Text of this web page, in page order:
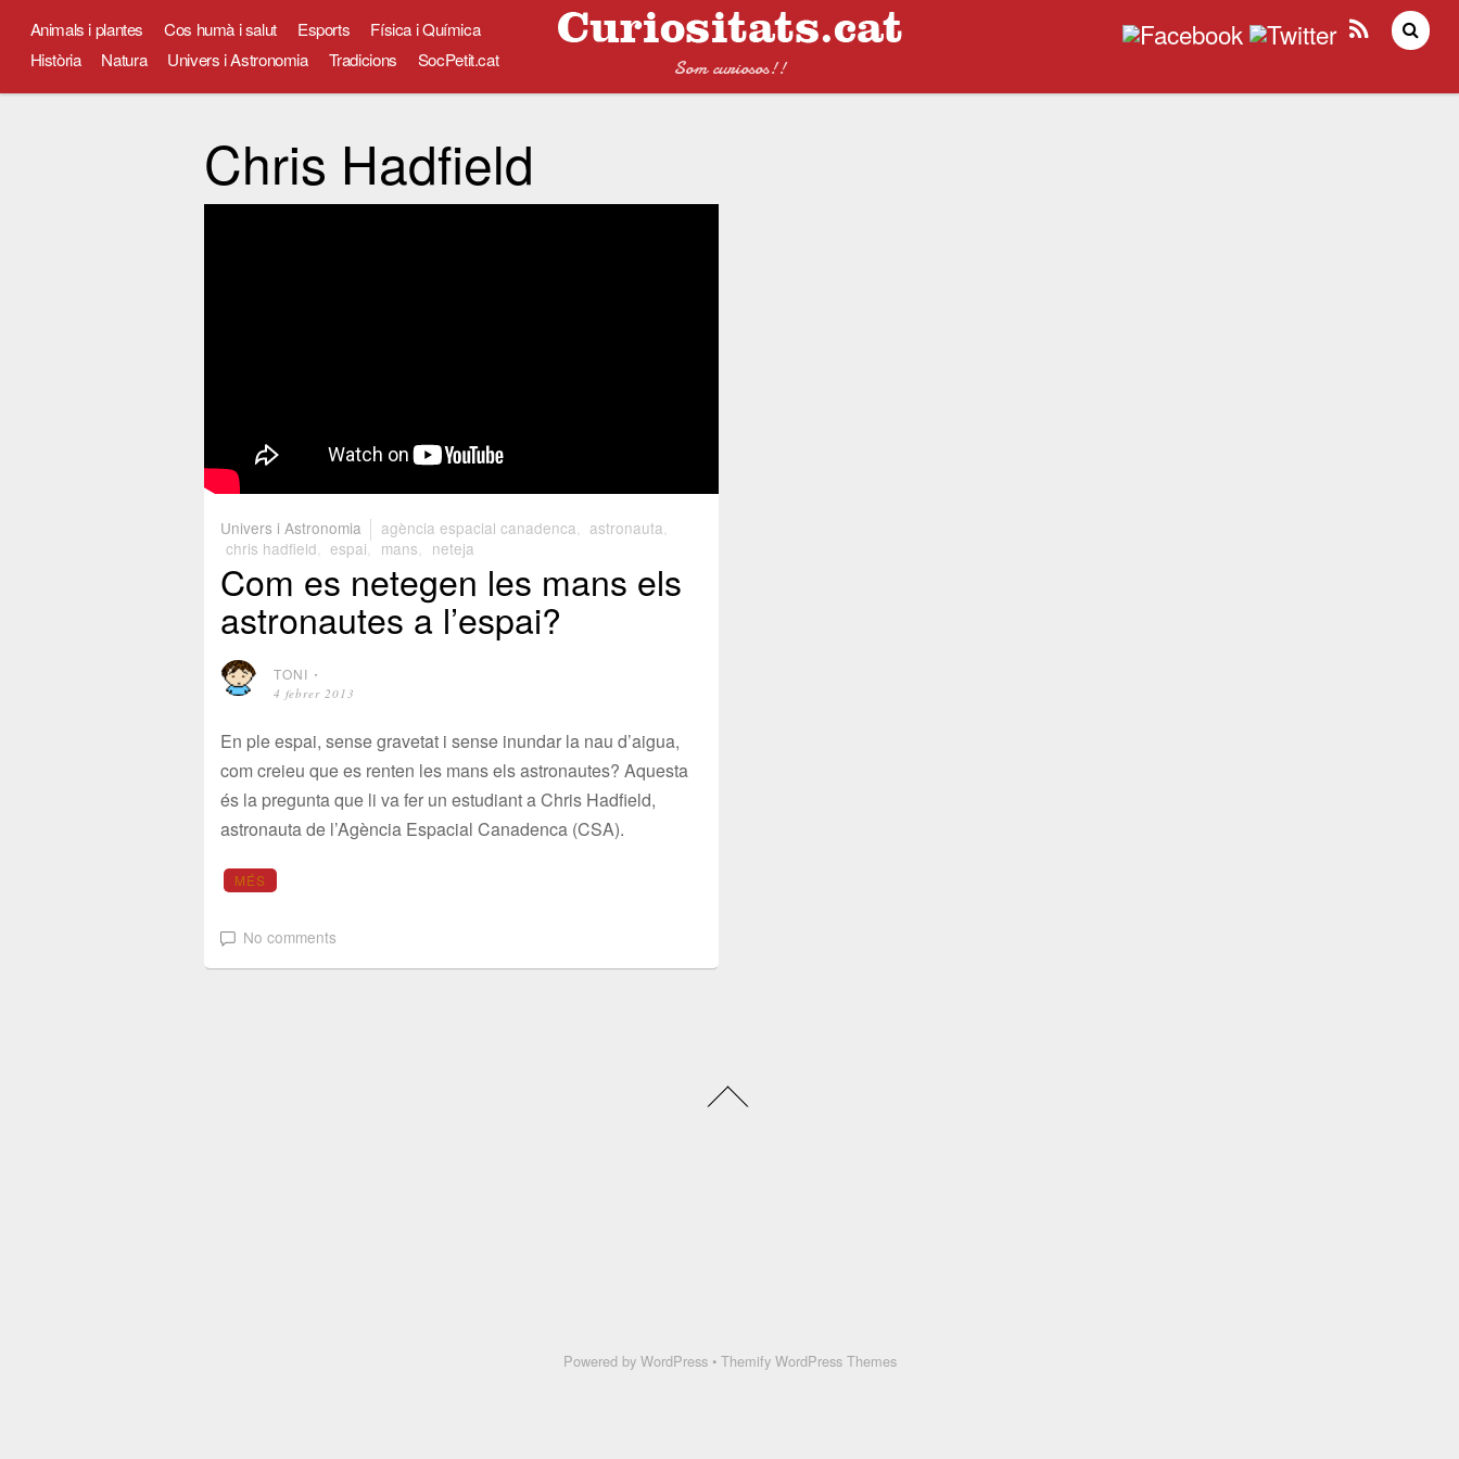
Som curiosos!!
Animals i plantes Cos humà i salut Esports
Física i Química
Història
Natura Univers i Astronomia Tradicions SocPetit.cat
Chris Hadfield
Univers i Astronomia agència espacial canadenca astronauta
chris hadfield, espai, mans, neteja
Com es netegen les mans els
astronautes a l’espai?
TONI ⋅
4 febrer 2013
En ple espai, sense gravetat i sense inundar la nau d’aigua,
com creieu que es renten les mans els astronautes? Aquesta
és la pregunta que li va fer un estudiant a Chris Hadfield,
astronauta de l’Agència Espacial Canadenca (CSA).
MÉS
No comments
Powered by WordPress• Themify WordPress Themes